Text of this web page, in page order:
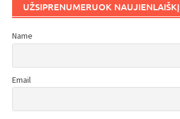
UŽSIPRENUMERUOK NAUJIENLAIŠKĮ
Name
Email